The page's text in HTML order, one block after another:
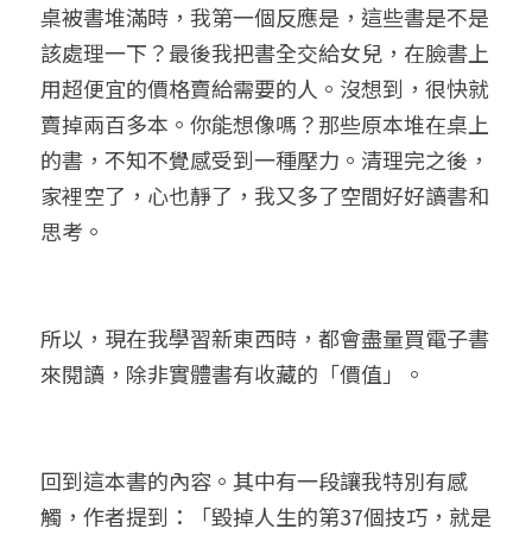
桌被書堆滿時，我第一個反應是，這些書是不是
該處理一下？最後我把書全交給女兒，在臉書上
用超便宜的價格賣給需要的人。沒想到，很快就
賣掉兩百多本。你能想像嗎？那些原本堆在桌上
的書，不知不覺感受到一種壓力。清理完之後，
家裡空了，心也靜了，我又多了空間好好讀書和
思考。
所以，現在我學習新東西時，都會盡量買電子書
來閱讀，除非實體書有收藏的「價值」。
回到這本書的內容。其中有一段讓我特別有感
觸，作者提到：「毀掉人生的第37個技巧，就是